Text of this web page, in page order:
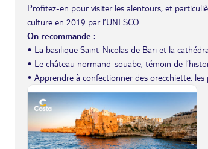
Profitez-en pour visiter les alentours, et
culture en 2019 par l’UNESCO.
On recommande :
• La basilique Saint-Nicolas de Bari et la
• Le château normand-souabe, témoin de
• Apprendre à confectionner des orecchiette,